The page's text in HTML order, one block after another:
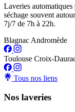
Laveries
séchage souvent
7j/7 de 7h à 22h.
Blagnac Andromède
Toulouse Croix-
Tous nos liens
Nos laveries